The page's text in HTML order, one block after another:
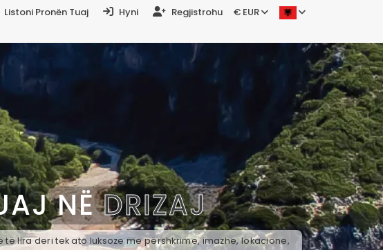
Listoni Pronën Tuaj Hyni Regjistrohu € EUR
NËDRIZAJ
lira deri tek ato luksoze me përshkrime, imazhe, lokacione,